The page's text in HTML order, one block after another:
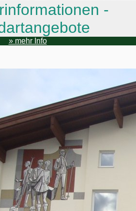
-
» mehr Info